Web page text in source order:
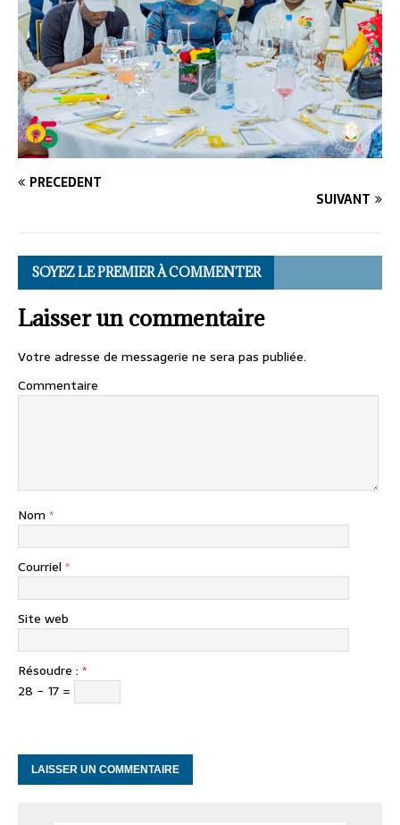
PRÉCÉDENT
SUIVANT
SOYEZ LE PREMIER À COMMENTER
Laisser un commentaire
Votre adresse de messagerie ne sera pas publiée.
Commentaire
Nom *
Courriel *
Site web
Résoudre : *
28 − 17 =